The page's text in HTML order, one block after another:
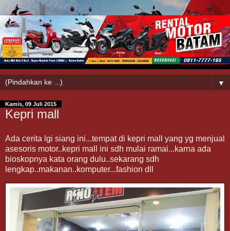
▼
Kamis, 09 Juli 2015
Kepri mall
Ada cerita lgi siang ini...tempat di kepri mall yang yg menjual
asesoris motor..kepri mall ini sdh mulai ramai...karna ada
bioskopnya kata orang dulu..sekarang sdh
lengkap..makanan..komputer...fashion dll